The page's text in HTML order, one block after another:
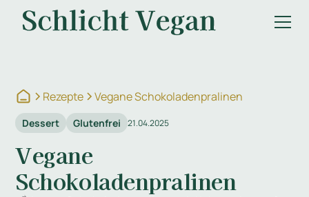
Rezepte Vegane Schokoladenpralinen
Dessert Glutenfrei 21.04.2025
Vegane
Schokoladenpralinen